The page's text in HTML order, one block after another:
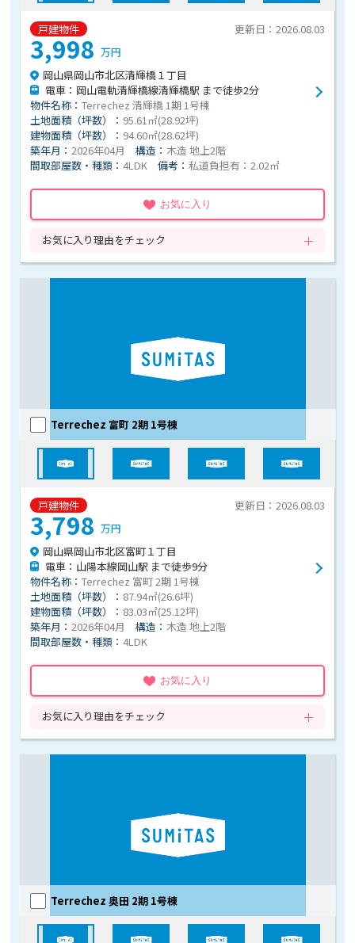
戸建物件 更新日：2026.08.03
3,998万円
岡山県岡山市北区清輝橋１丁目
電車：岡山電軌清輝橋線清輝橋駅 まで徒歩2分
物件名称：Terrechez 清輝橋 1期 1号棟
土地面積（坪数）： 95.61㎡(28.92坪)
建物面積（坪数）： 94.60㎡(28.62坪)
築年月：2026年04月 構造：木造 地上2階
間取部屋数・種類： 4LDK 備考：私道負担有：2.02㎡
お気に入り
お気に入り理由をチェック
戸建物件
Terrechez 富町 2期 1号棟
更新日：2026.08.03
3,798万円
岡山県岡山市北区富町１丁目
電車：山陽本線岡山駅 まで徒歩9分
物件名称：Terrechez 富町 2期 1号棟
土地面積（坪数）： 87.94㎡(26.6坪)
建物面積（坪数）： 83.03㎡(25.12坪)
築年月：2026年04月 構造：木造 地上2階
間取部屋数・種類： 4LDK
お気に入り
お気に入り理由をチェック
Terrechez 奥田 2期 1号棟